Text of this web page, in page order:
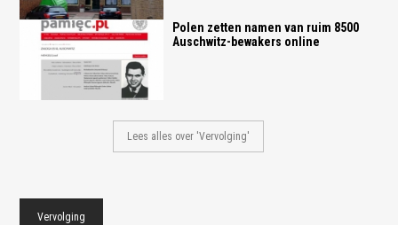
Polen zetten namen van ruim 8500
Auschwitz-bewakers online
Lees alles over 'Vervolging'
Vervolging